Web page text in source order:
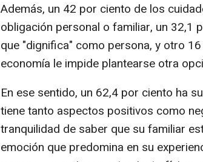
Además, un 42 por ciento de los
obligación personal o familiar, un 32,1
que "dignifica" como persona, y otro
economía le impide plantearse otra
En ese sentido, un 62,4 por ciento ha
tiene tanto aspectos positivos como
tranquilidad de saber que su familiar
emoción que predomina en su